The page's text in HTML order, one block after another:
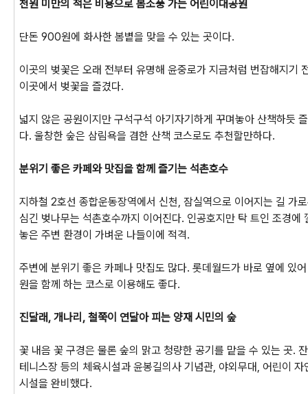
천원 미만의 적은 비용으로 봄소풍 가는 어린이대공원
단돈 900원에 화사한 봄볕을 맞을 수 있는 곳이다.
이곳의 벚꽃은 오래 전부터 유명해 윤중로가 지금처럼 번잡해지기
이곳에서 벚꽃을 즐겼다.
넓지 않은 공원이지만 구석구석 아기자기하게 꾸며놓아 산책하듯
다. 울창한 숲은 삼림욕을 겸한 산책 코스로도 추천할만하다.
분위기 좋은 카페와 맛집을 함께 즐기는 석촌호수
지하철 2호선 종합운동장역에서 신천, 잠실역으로 이어지는 길 가
심긴 벚나무는 석촌호수까지 이어진다. 인공호지만 탁 트인 조경에
놓은 주변 환경이 가벼운 나들이에 적격.
주변에 분위기 좋은 카페나 맛집도 많다. 롯데월드가 바로 옆에 있
원을 함께 하는 코스로 이용해도 좋다.
진달래, 개나리, 철쭉이 연달아 피는 양재 시민의 숲
꽃 내음 꽃 구경은 물론 숲의 맑고 청량한 공기를 맡을 수 있는 곳.
테니스장 등의 체육시설과 윤봉길의사 기념관, 야외무대, 어린이 자
시설을 완비했다.